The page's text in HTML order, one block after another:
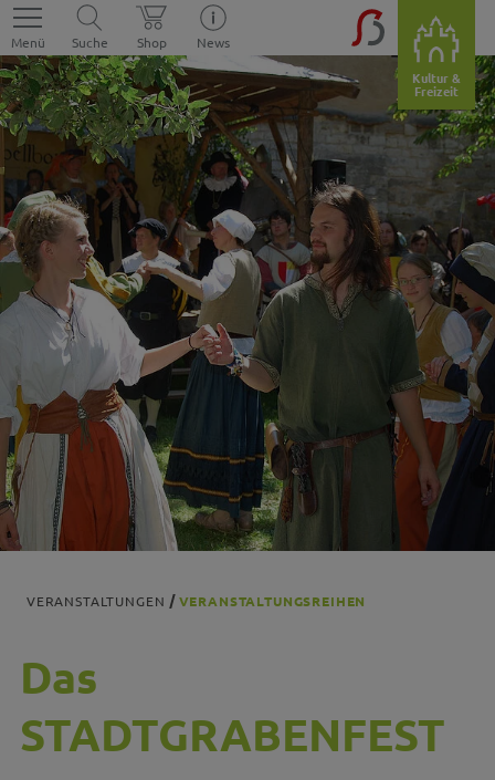
Menü Suche Shop
News
Kultur &
Freizeit
VERANSTALTUNGEN VERANSTALTUNGSREIHEN
Das
STADTGRABENFEST